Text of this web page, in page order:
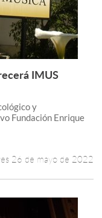
Leer más +
IMUS
y
Fundación Enrique
26 de mayo de 2022